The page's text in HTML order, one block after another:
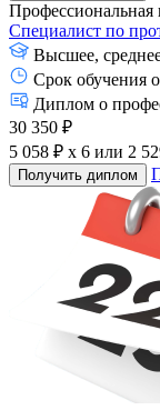
Профессиональная
Специалист по
Высшее,
Срок обучения
Диплом о
30 350 ₽
5 058 ₽ x 6 или 2
Получить диплом